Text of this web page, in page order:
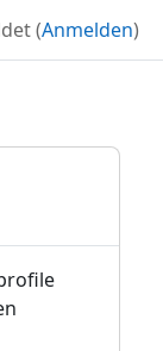
(Anmelden)